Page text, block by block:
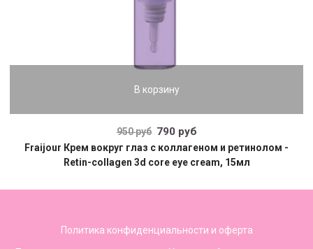
В корзину
950 руб 790 руб
Fraijour Крем вокруг глаз с коллагеном и ретинолом -
Retin-collagen 3d core eye cream, 15мл
Политика конфиденциальности и оферта